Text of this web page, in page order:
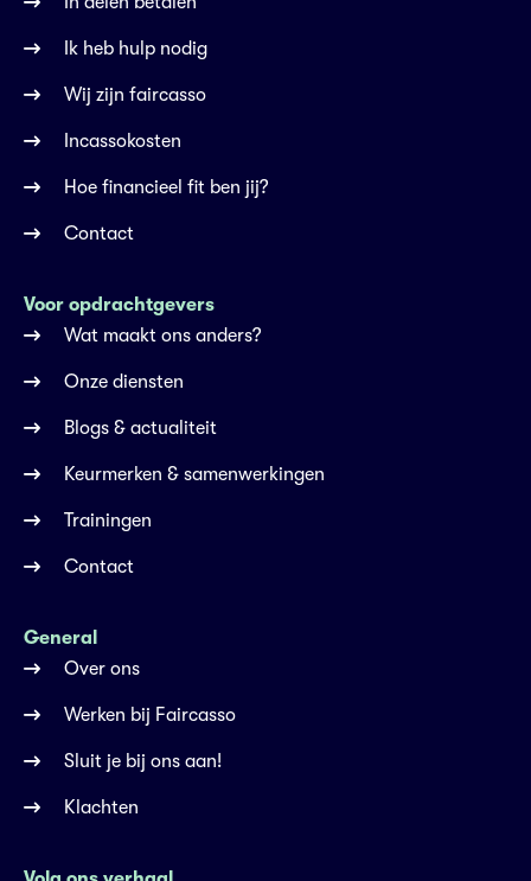
Ik heb hulp nodig
Wij zijn faircasso
Incassokosten
Hoe financieel fit ben jij?
Contact
Voor opdrachtgevers
Wat maakt ons anders?
Onze diensten
Blogs & actualiteit
Keurmerken & samenwerkingen
Trainingen
Contact
General
Over ons
Werken bij Faircasso
Sluit je bij ons aan!
Klachten